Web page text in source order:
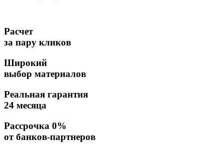
Расчет
за пару кликов
Широкий
выбор материалов
Реальная гарантия
24 месяца
Рассрочка 0%
от банков-партнеров